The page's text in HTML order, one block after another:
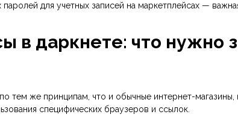
для учетных записей на маркетплейсах —
в даркнете: что нужно
тем же принципам, что и обычные интернет-
специфических браузеров и ссылок.